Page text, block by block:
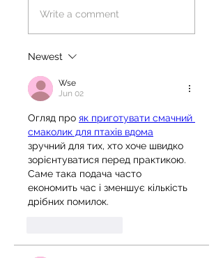
Write a comment
Newest
Wse
Jun 02
Огляд про як приготувати смачний
смаколик для птахів вдома
зручний для тих, хто хоче швидко
зорієнтуватися перед практикою.
Саме така подача часто
економить час і зменшує кількість
дрібних помилок.